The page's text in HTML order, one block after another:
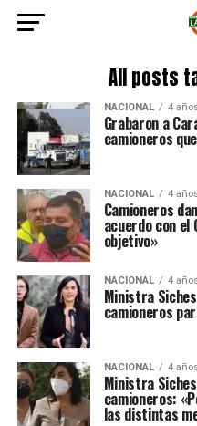
All posts
NACIONAL 4
Grabaron a
camioneros
NACIONAL 4
Camioneros
acuerdo con
objetivo»
NACIONAL 4
Ministra
camioneros
NACIONAL 4
Ministra
camioneros:
las distintas